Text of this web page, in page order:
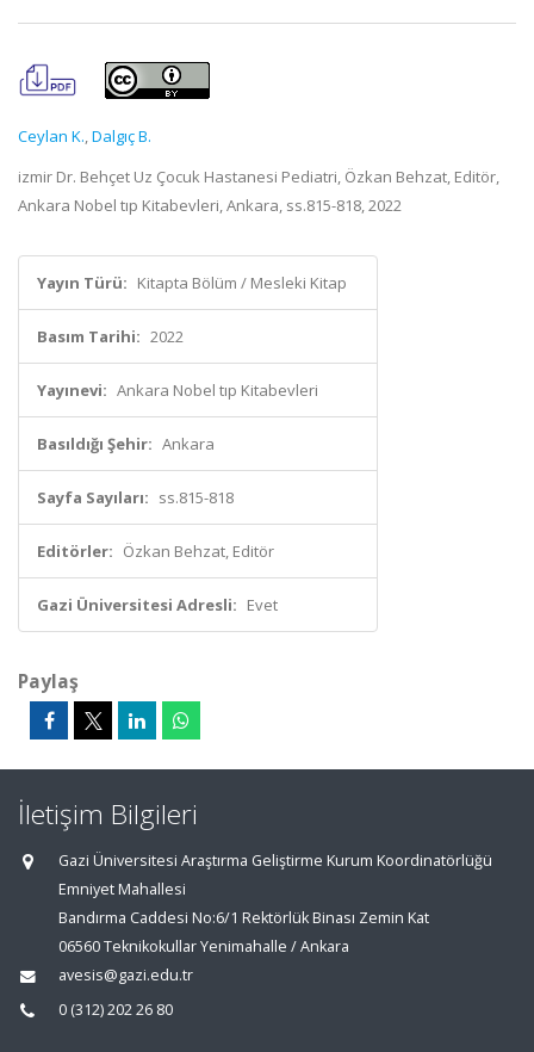
Ceylan K.,Dalgıç B.
izmir Dr. Behçet Uz Çocuk Hastanesi Pediatri, Özkan Behzat, Editör,
Ankara Nobel tıp Kitabevleri, Ankara, ss.815-818, 2022
Yayın Türü: Kitapta Bölüm / Mesleki Kitap
Basım Tarihi: 2022
Yayınevi: Ankara Nobel tıp Kitabevleri
Basıldığı Şehir: Ankara
Sayfa Sayıları: ss.815-818
Editörler: Özkan Behzat, Editör
Gazi Üniversitesi Adresli: Evet
Paylaş
İletişim Bilgileri
Gazi Üniversitesi Araştırma Geliştirme Kurum Koordinatörlüğü
Emniyet Mahallesi
Bandırma Caddesi No:6/1 Rektörlük Binası Zemin Kat
06560 Teknikokullar Yenimahalle / Ankara
avesis@gazi.edu.tr
0 (312) 202 26 80